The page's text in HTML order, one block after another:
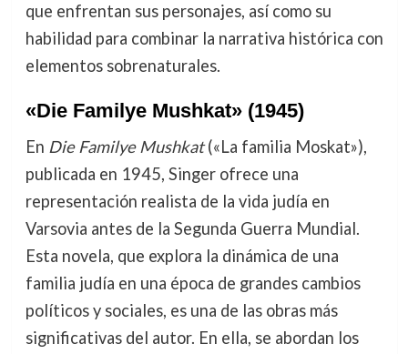
que enfrentan sus personajes, así como su
habilidad para combinar la narrativa histórica con
elementos sobrenaturales.
«Die Familye Mushkat» (1945)
En Die Familye Mushkat(«La familia Moskat»),
publicada en 1945, Singer ofrece una
representación realista de la vida judía en
Varsovia antes de la Segunda Guerra Mundial.
Esta novela, que explora la dinámica de una
familia judía en una época de grandes cambios
políticos y sociales, es una de las obras más
significativas del autor. En ella, se abordan los